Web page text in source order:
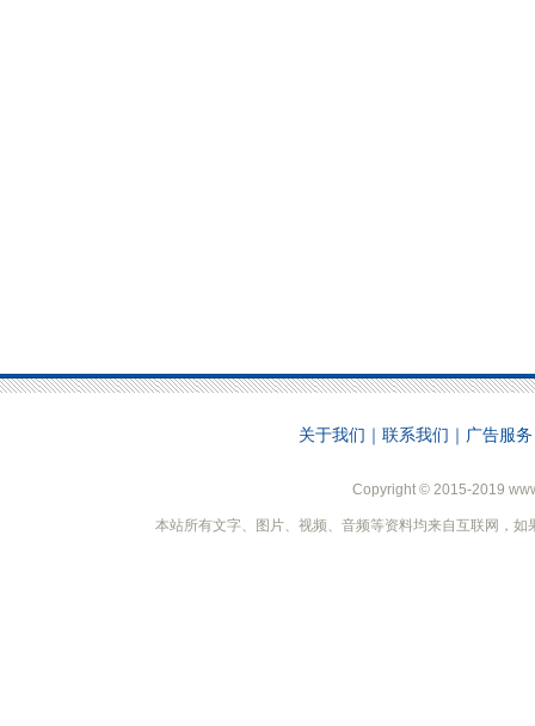
关于我们 ｜ 联系我们 ｜ 广告服务
Copyright © 2015-2019
本站所有文字、图片、视频、音频等资料均来自互联网，